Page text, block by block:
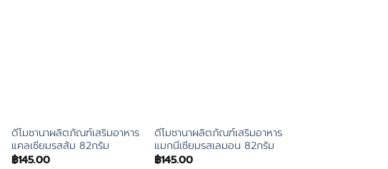
ดีโมซานาผลิตภัณฑ์เสริมอาหาร
แคลเซียมรสส้ม 82กรัม
฿145.00
ดีโมซานาผลิตภัณฑ์เสริมอาหาร
แมกนีเซียมรสเลมอน 82กรัม
฿145.00